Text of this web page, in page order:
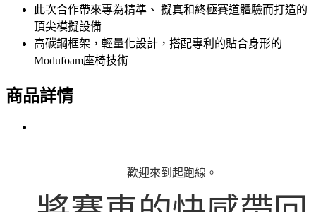
此次合作帶來專為精準、 擬真和終極賽道體驗而打造的
頂尖模擬設備
高碳鋼框架，輕量化設計，搭配專利的貼合身形的
Modufoam座椅技術
商品詳情
歡迎來到起跑線。